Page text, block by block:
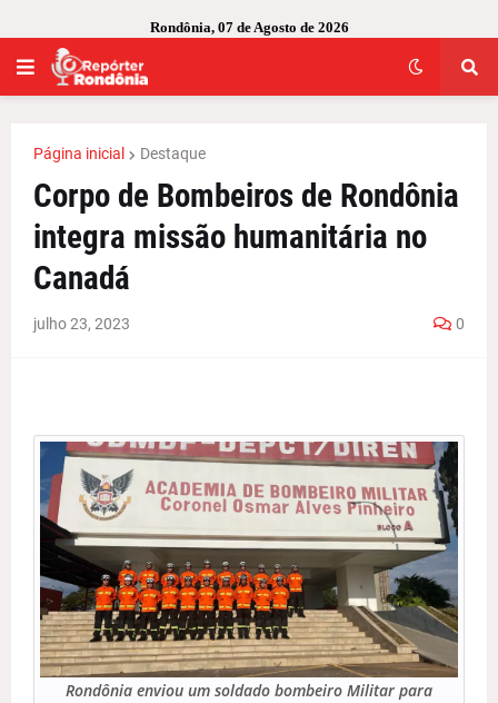
Rondônia, 07 de Agosto de 2026
Página inicial Destaque
Corpo de Bombeiros de Rondônia
integra missão humanitária no
Canadá
julho 23, 2023 0
Rondônia enviou um soldado bombeiro Militar para